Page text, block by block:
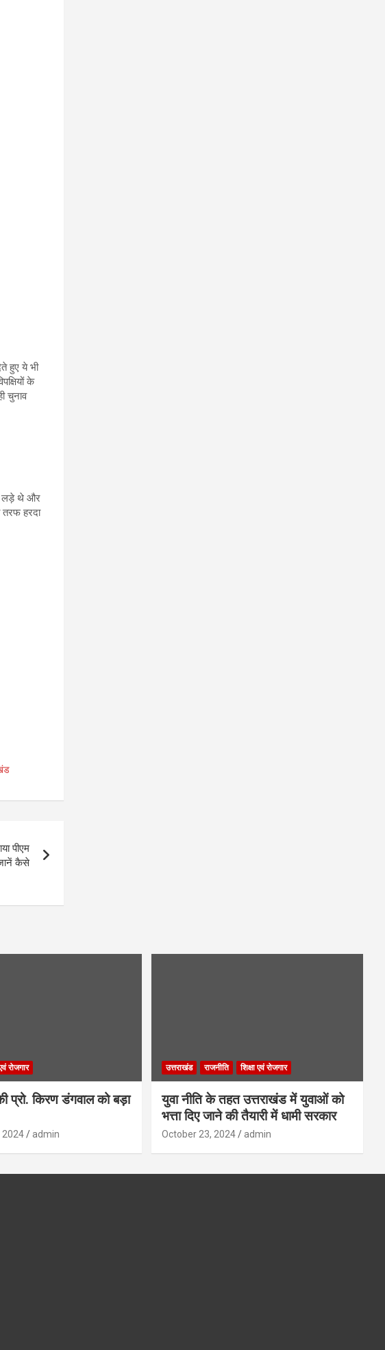
हुए ये भी
के
चुनाव
लड़े थे और
तरफ हरदा
पीएम
कैसे
रोजगार
प्रो. किरण डंगवाल को बड़ा
2024 admin
उत्तराखंड राजनीति शिक्षा एवं रोजगार
युवा नीति के तहत उत्तराखंड में युवाओं को
भत्ता दिए जाने की तैयारी में धामी सरकार
October 23, 2024 admin